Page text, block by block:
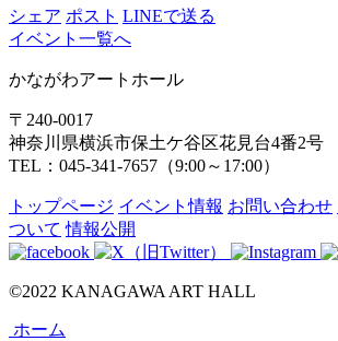
シェア ポスト LINEで送る
イベント一覧へ
かながわアートホール
〒240-0017
神奈川県横浜市保土ケ谷区花見台4番2号
TEL：045-341-7657（9:00～17:00）
トップページ イベント情報 お問い合わせ
ついて 情報公開
©2022 KANAGAWA ART HALL
ホーム